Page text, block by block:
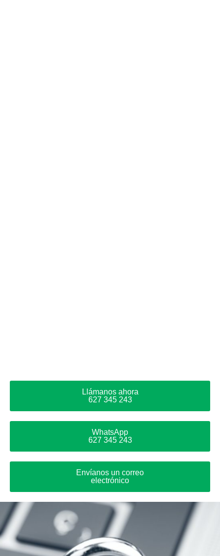
Llámanos ahora
627 345 243
WhatsApp
627 345 243
Envíanos un correo
electrónico